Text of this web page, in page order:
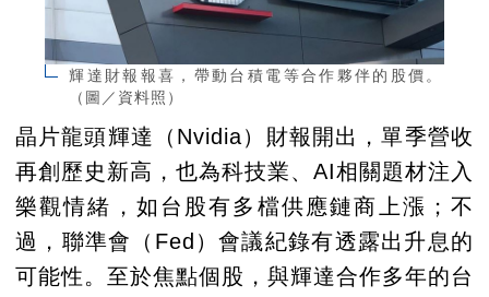
輝達財報報喜，帶動台積電等合作夥伴的股價。
（圖／資料照）
晶片龍頭輝達（Nvidia）財報開出，單季營收
再創歷史新高，也為科技業、AI相關題材注入
樂觀情緒，如台股有多檔供應鏈商上漲；不
過，聯準會（Fed）會議紀錄有透露出升息的
可能性。至於焦點個股，與輝達合作多年的台